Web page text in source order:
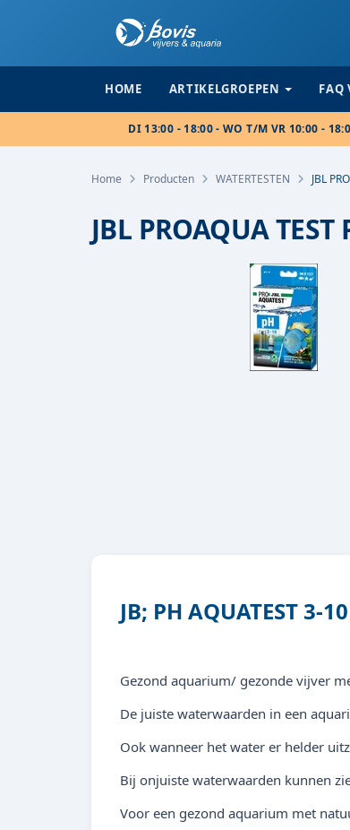
HOME ARTIKELGROEPEN FAQ
DI 13:00 - 18:00 - WO T/M VR 10:00 -
Home Producten WATERTESTEN JBL
JBL PROAQUA TEST
JB; PH AQUATEST 3-10
Gezond aquarium/ gezonde vijver
De juiste waterwaarden in een
Ook wanneer het water er helder
Bij onjuiste waterwaarden kunnen
Voor een gezond aquarium met